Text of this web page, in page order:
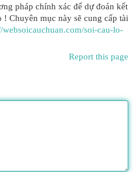
pháp chính xác để dự đoán kết
Chuyên mục này sẽ cung cấp tài
websoicauchuan.com/soi-cau-lo-
Report this page